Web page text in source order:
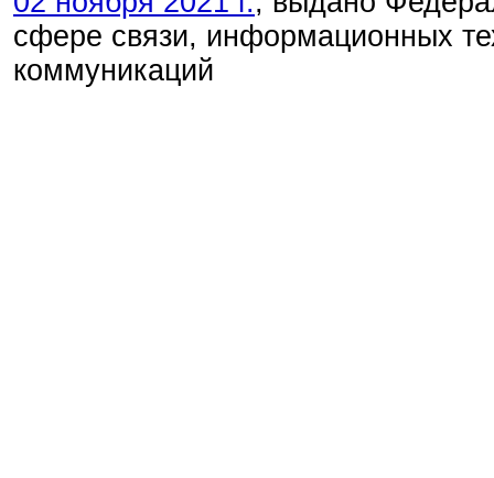
сфере связи, информационных
коммуникаций